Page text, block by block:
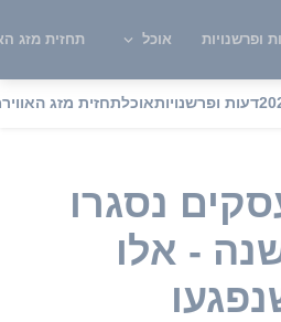
ופרשנויות אוכל תחזית מזג
דעות ופרשנויותאוכלתחזית מזג האוויר
עסקים נסגרו
- אלו